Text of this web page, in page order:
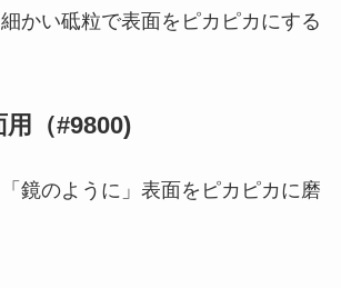
かい砥粒で表面をピカピカにする
用（#9800)
鏡のように」表面をピカピカに磨